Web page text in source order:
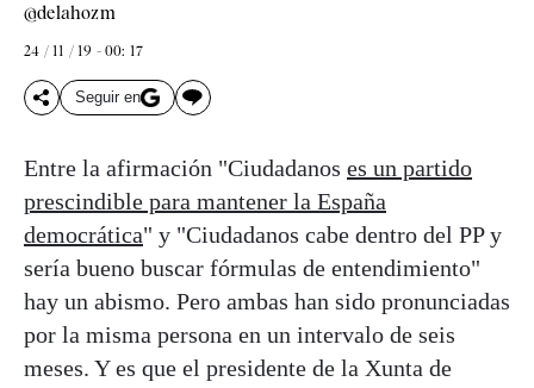
@delahozm
24 / 11 / 19 - 00: 17
Seguir en
Entre la afirmación "Ciudadanos es un partido
prescindible para mantener la España
democrática" y "Ciudadanos cabe dentro del PP y
sería bueno buscar fórmulas de entendimiento"
hay un abismo. Pero ambas han sido pronunciadas
por la misma persona en un intervalo de seis
meses. Y es que el presidente de la Xunta de